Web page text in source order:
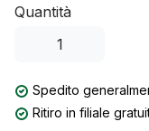
Quantità
Spedito
Ritiro in filiale